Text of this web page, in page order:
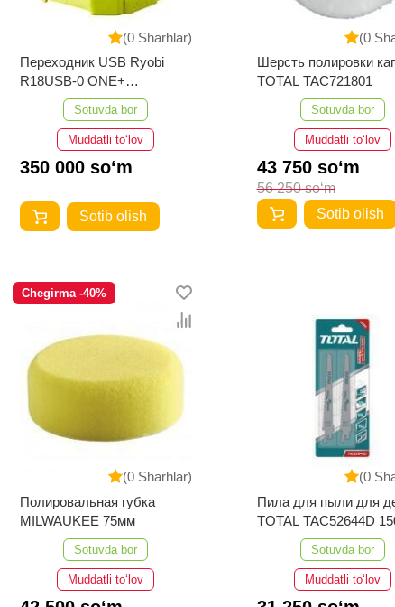
(0 Sharhlar)
Переходник USB Ryobi
R18USB-0 ONE+
5133004381
Sotuvda bor
Muddatli to‘lov
350 000 so‘m
Sotib olish
(0
Шерсть полировки
TOTAL TAC721801
Sotuvda bor
Muddatli to‘lov
43 750 so‘m
56 250 so‘m
Sotib olish
(0 Sharhlar)
Chegirma -40%
Полировальная губка
MILWAUKEE 75мм
Sotuvda bor
Muddatli to‘lov
(0
Пила для пыли для
TOTAL TAC52644D
Sotuvda bor
Muddatli to‘lov